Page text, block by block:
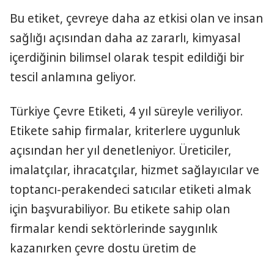
Bu etiket, çevreye daha az etkisi olan ve insan
sağlığı açısından daha az zararlı, kimyasal
içerdiğinin bilimsel olarak tespit edildiği bir
tescil anlamına geliyor.
Türkiye Çevre Etiketi, 4 yıl süreyle veriliyor.
Etikete sahip firmalar, kriterlere uygunluk
açısından her yıl denetleniyor. Üreticiler,
imalatçılar, ihracatçılar, hizmet sağlayıcılar ve
toptancı-perakendeci satıcılar etiketi almak
için başvurabiliyor. Bu etikete sahip olan
firmalar kendi sektörlerinde saygınlık
kazanırken çevre dostu üretim de